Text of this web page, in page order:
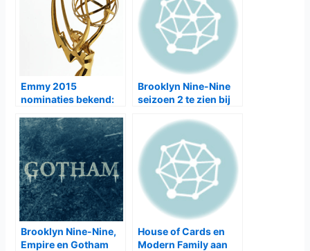
Emmy 2015
nominaties bekend:
kop
Brooklyn Nine-Nine
seizoen 2 te zien bij
Brooklyn Nine-Nine,
Empire en Gotham
House of Cards en
Modern Family aan